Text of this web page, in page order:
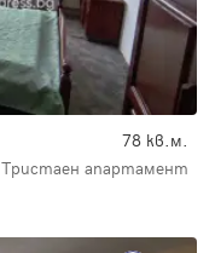
78 кв.м.
Тристаен апартамент